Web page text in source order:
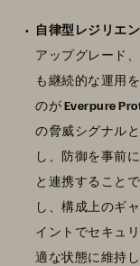
自律型レジリエン
アップグレード
も継続的な運用
のがEverpure
の脅威シグナル
し、防御を事前
と連携すること
し、構成上のギ
イントでセキュ
適な状態に維持し